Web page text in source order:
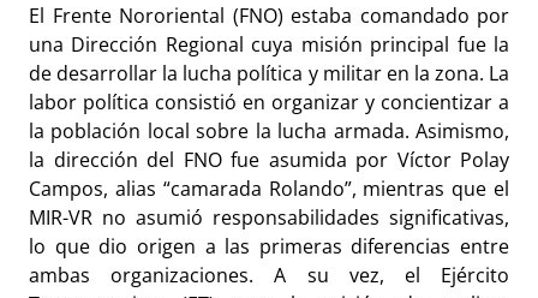
El Frente Nororiental (FNO) estaba comandado por
una Dirección Regional cuya misión principal fue la
de desarrollar la lucha política y militar en la zona. La
labor política consistió en organizar y concientizar a
la población local sobre la lucha armada. Asimismo,
la dirección del FNO fue asumida por Víctor Polay
Campos, alias “camarada Rolando”, mientras que el
MIR-VR no asumió responsabilidades significativas,
lo que dio origen a las primeras diferencias entre
ambas organizaciones. A su vez, el Ejército